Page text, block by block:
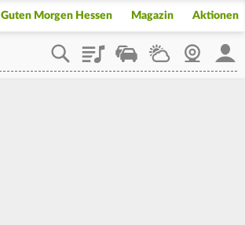
Guten Morgen Hessen Magazin Aktionen
PlaylistStaupilotWetterWebcam